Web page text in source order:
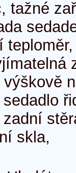
tažné
skla,